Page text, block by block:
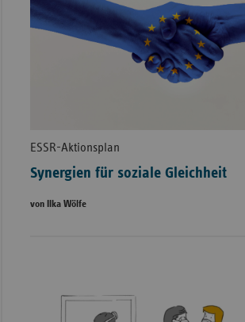
ESSR-Aktionsplan
Synergien für soziale Gleichheit
von Ilka Wölfe